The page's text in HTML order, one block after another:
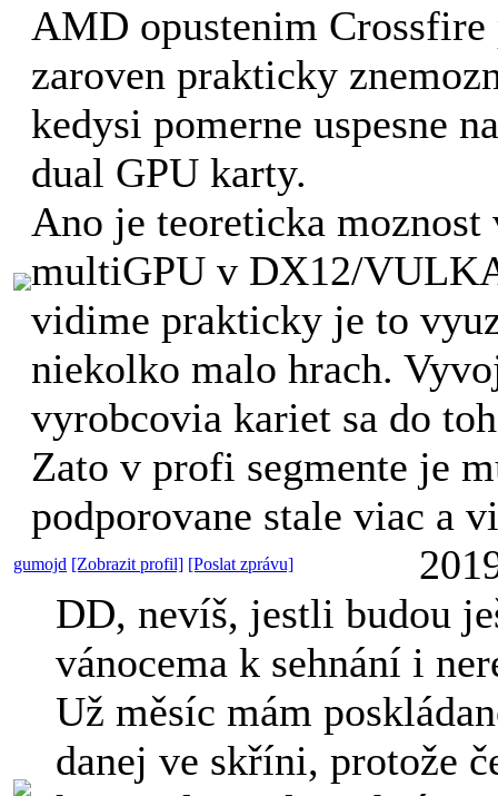
AMD opustenim Crossfire
zaroven prakticky
kedysi pomerne uspesne
dual GPU karty.
Ano je teoreticka
multiGPU v DX12/
vidime prakticky je to
niekolko malo hrach.
vyrobcovia kariet sa do
Zato v profi segmente je
podporovane stale viac a
gumojd [Zobrazit profil] [Poslat zprávu]
DD, nevíš, jestli budou
vánocema k sehnání i
Už měsíc mám
danej ve skříni, protože